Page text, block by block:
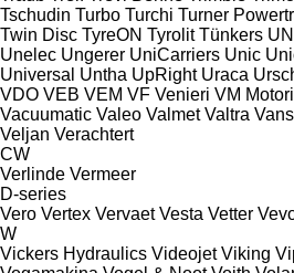
Tschudin Turbo Turchi Turner
Twin Disc TyreON Tyrolit Tünkers UN
Unelec Ungerer UniCarriers Unic
Universal Untha UpRight Uraca
VDO VEB VEM VF Venieri VM Motori
Vacuumatic Valeo Valmet Valtra
Veljan Verachtert
CW
Verlinde Vermeer
D-series
Vero Vertex Vervaet Vesta Vetter
W
Vickers Hydraulics Videojet Viking